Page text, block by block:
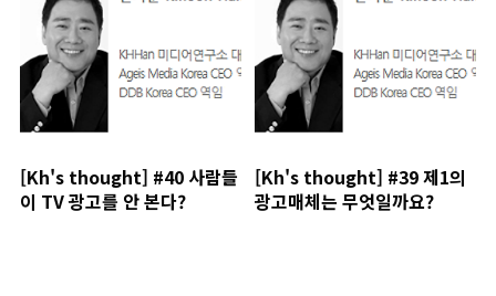
[Kh's thought] #40 사람들
이 TV 광고를 안 본다?
[Kh's thought] #39 제1의
광고매체는 무엇일까요?